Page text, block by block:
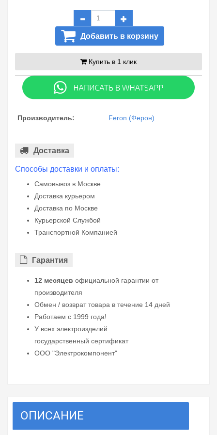
Добавить в корзину
Купить в 1 клик
Производитель: Feron (Ферон)
Доставка
Способы доставки и оплаты:
Самовывоз в Москве
Доставка курьером
Доставка по Москве
Курьерской Службой
Транспортной Компанией
Гарантия
12 месяцев официальной гарантии от
производителя
Обмен / возврат товара в течение 14 дней
Работаем с 1999 года!
У всех электроизделий
государственный сертификат
ООО "Электрокомпонент"
ОПИСАНИЕ